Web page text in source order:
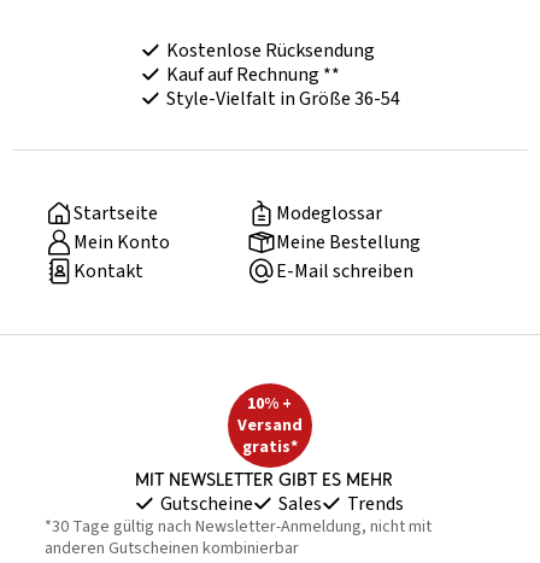
Kostenlose Rücksendung
Kauf auf Rechnung **
Style-Vielfalt in Größe 36-54
Startseite
Modeglossar
Mein Konto
Meine Bestellung
Kontakt
E-Mail schreiben
10% +
Versand
gratis*
Mit Newsletter gibt es mehr
Gutscheine Sales Trends
*30 Tage gültig nach Newsletter-Anmeldung, nicht mit
anderen Gutscheinen kombinierbar